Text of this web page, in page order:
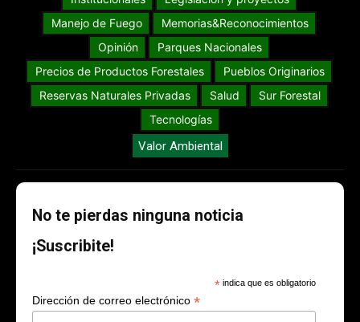
Manejo de Fuego
Memorias&Reconocimientos
Opinión
Parques Nacionales
Precios de Productos Forestales
Pueblos Originarios
Reservas Naturales Privadas
Salud
Sur Forestal
Tecnologías
Valor Ambiental
No te pierdas ninguna noticia
¡Suscribite!
* indica que es obligatorio
Dirección de correo electrónico *